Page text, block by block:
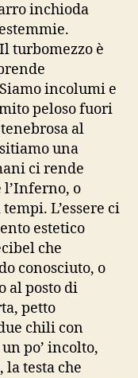
inchioda
turbomezzo è
incolumi e
peloso fuori
al
una
ci rende
l’Inferno, o
L’essere ci
estetico
che
conosciuto, o
al posto di
petto
chili con
po’ incolto,
la testa che